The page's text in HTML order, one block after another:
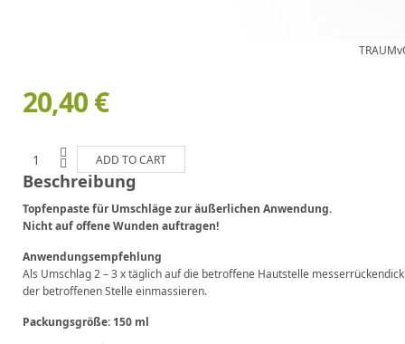
20,40 €
Beschreibung
Topfenpaste für Umschläge zur äußerlichen Anwendung.
Nicht auf offene Wunden auftragen!
Anwendungsempfehlung
Als Umschlag 2 – 3 x täglich auf die betroffene Hautstelle
der betroffenen Stelle einmassieren.
Packungsgröße: 150 ml